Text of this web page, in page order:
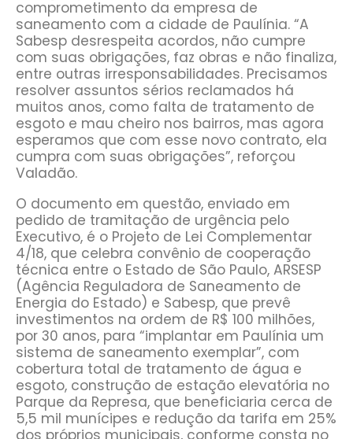
comprometimento da empresa de
saneamento com a cidade de Paulínia. “A
Sabesp desrespeita acordos, não cumpre
com suas obrigações, faz obras e não finaliza,
entre outras irresponsabilidades. Precisamos
resolver assuntos sérios reclamados há
muitos anos, como falta de tratamento de
esgoto e mau cheiro nos bairros, mas agora
esperamos que com esse novo contrato, ela
cumpra com suas obrigações”, reforçou
Valadão.
O documento em questão, enviado em
pedido de tramitação de urgência pelo
Executivo, é o Projeto de Lei Complementar
4/18, que celebra convênio de cooperação
técnica entre o Estado de São Paulo, ARSESP
(Agência Reguladora de Saneamento de
Energia do Estado) e Sabesp, que prevê
investimentos na ordem de R$ 100 milhões,
por 30 anos, para “implantar em Paulínia um
sistema de saneamento exemplar”, com
cobertura total de tratamento de água e
esgoto, construção de estação elevatória no
Parque da Represa, que beneficiaria cerca de
5,5 mil munícipes e redução da tarifa em 25%
dos próprios municipais, conforme consta no